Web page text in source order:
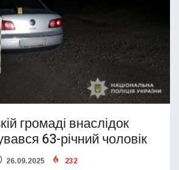
громаді внаслідок
63-річний чоловік
26.09.2025 232